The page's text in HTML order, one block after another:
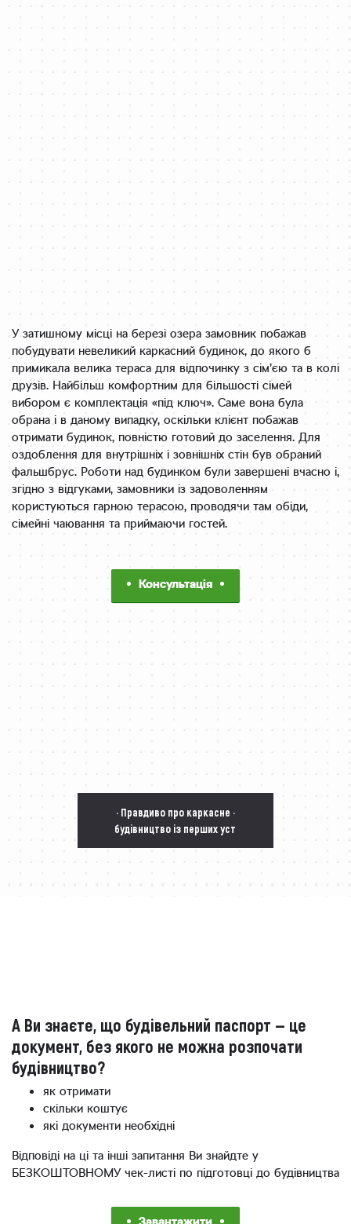
У затишному місці на березі озера замовник побажав
побудувати невеликий каркасний будинок, до якого б
примикала велика тераса для відпочинку з сім’єю та в колі
друзів. Найбільш комфортним для більшості сімей
вибором є комплектація «під ключ». Саме вона була
обрана і в даному випадку, оскільки клієнт побажав
отримати будинок, повністю готовий до заселення. Для
оздоблення для внутрішніх і зовнішніх стін був обраний
фальшбрус. Роботи над будинком були завершені вчасно і,
згідно з відгуками, замовники із задоволенням
користуються гарною терасою, проводячи там обіди,
сімейні чаювання та приймаючи гостей.
Консультація
· Правдиво про каркасне ·
будівництво із перших уст
А Ви знаєте, що будівельний паспорт — це
документ, без якого не можна розпочати
будівництво?
як отримати
скільки коштує
які документи необхідні
Відповіді на ці та інші запитання Ви знайдте у
БЕЗКОШТОВНОМУ чек-листі по підготовці до будівництва